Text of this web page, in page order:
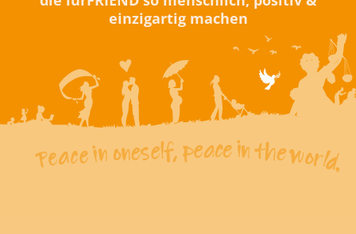
einzigartig machen